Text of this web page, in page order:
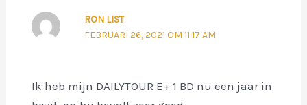
RON LIST
FEBRUARI 26, 2021 OM 11:17 AM
Ik heb mijn DAILYTOUR E+ 1 BD nu een jaar in